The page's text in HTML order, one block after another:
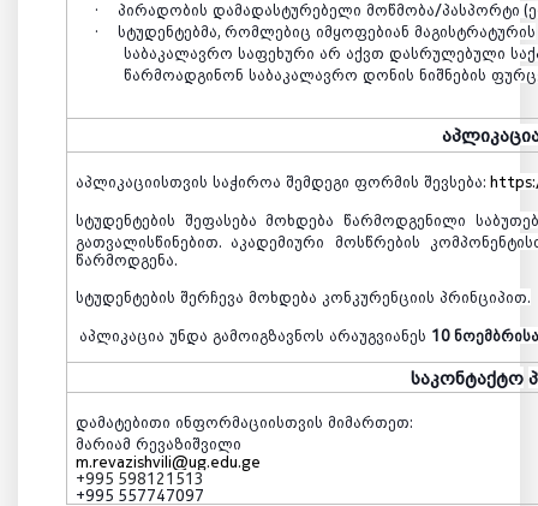
·
პირადობის დამადასტურებელი მოწმობა/პასპორტი (
·
სტუდენტებმა, რომლებიც იმყოფებიან მაგისტრატურის
საბაკალავრო საფეხური არ აქვთ დასრულებული
წარმოადგინონ საბაკალავრო დონის ნიშნების
აპლიკაციისთვის საჭიროა შემდეგი ფორმის შევსება:
სტუდენტების შეფასება მოხდება წარმოდგენილი
გათვალისწინებით. აკადემიური მოსწრების
წარმოდგენა.
სტუდენტების შერჩევა მოხდება კონკურენციის პრინციპით.
აპლიკაცია უნდა გამოიგზავნოს არაუგვიანეს 10
საკონტაქტო
დამატებითი ინფორმაციისთვის მიმართეთ:
მარიამ რევაზიშვილი
m.revazishvili@ug.edu.ge
+995 598121513
+995 557747097